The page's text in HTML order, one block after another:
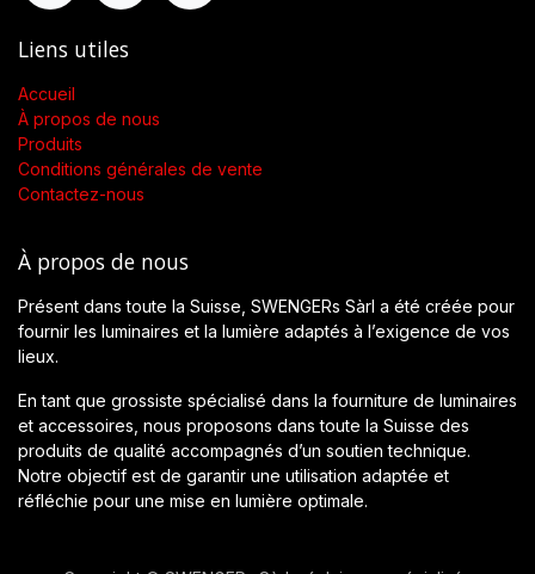
Liens utiles
Accueil
À propos de nous
Produits
Conditions générales de vente
Contactez-nous
À propos de nous
Présent dans toute la Suisse, SWENGERs Sàrl a été créée pour
fournir les luminaires et la lumière adaptés à l’exigence de vos
lieux.
En tant que grossiste spécialisé dans la fourniture de luminaires
et accessoires, nous proposons dans toute la Suisse des
produits de qualité accompagnés d’un soutien technique.
Notre objectif est de garantir une utilisation adaptée et
réfléchie pour une mise en lumière optimale.